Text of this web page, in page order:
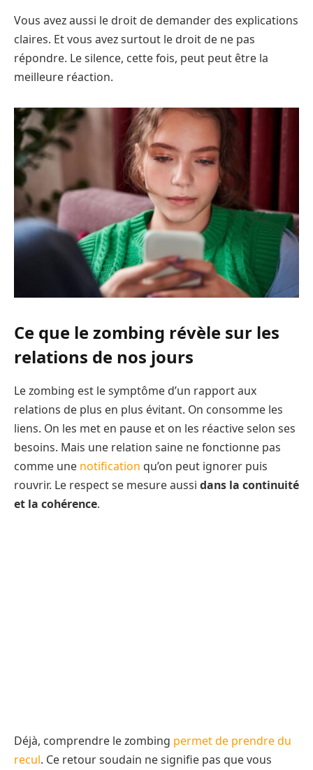
Vous avez aussi le droit de demander des explications
claires. Et vous avez surtout le droit de ne pas
répondre. Le silence, cette fois, peut peut être la
meilleure réaction.
Ce que le zombing révèle sur les
relations de nos jours
Le zombing est le symptôme d’un rapport aux
relations de plus en plus évitant. On consomme les
liens. On les met en pause et on les réactive selon ses
besoins. Mais une relation saine ne fonctionne pas
comme une notification qu’on peut ignorer puis
rouvrir. Le respect se mesure aussi dans la continuité
et la cohérence.
Déjà, comprendre le zombing permet de prendre du
recul. Ce retour soudain ne signifie pas que vous